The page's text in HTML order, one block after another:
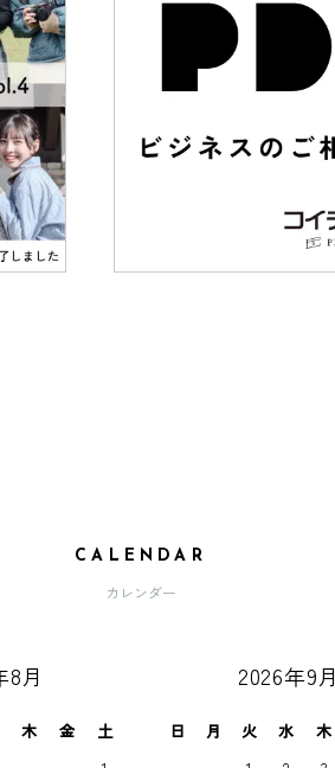
CALENDAR
カレンダー
8月
木 金
土
2026年9月
日 月 火 水 木